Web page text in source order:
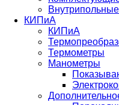
КИПиА
КИПиА
Термометры
Манометры